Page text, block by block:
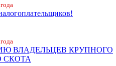
ВЛАДЕЛЬЦЕВ КРУПНОГО
СКОТА